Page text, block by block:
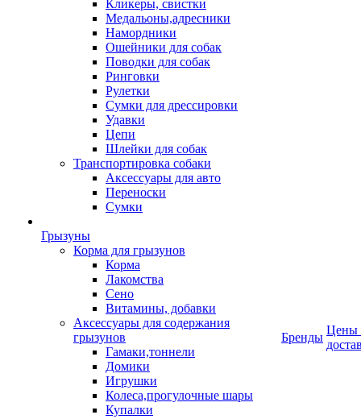
Кликеры, свистки
Медальоны,адресники
Намордники
Ошейники для собак
Поводки для собак
Ринговки
Рулетки
Сумки для дрессировки
Удавки
Цепи
Шлейки для собак
Транспортировка собаки
Аксессуары для авто
Переноски
Сумки
Грызуны
Корма для грызунов
Корма
Лакомства
Сено
Витамины, добавки
Аксессуары для содержания
грызунов
Гамаки,тоннели
Домики
Игрушки
Колеса,прогулочные шары
Купалки
Бренды
Цены